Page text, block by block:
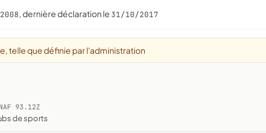
, dernière déclaration le 31/10/2017
telle que définie par l'administration
NAF 93.12Z
de sports